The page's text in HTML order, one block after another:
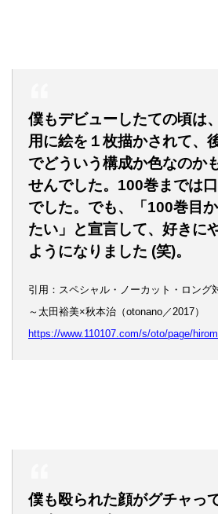
僕もデビューしたての頃は
用に絵を１枚描かされて、
でどういう構成か色なのか
せんでした。100巻までは
でした。でも、「100巻目
たい」と宣言して、好きに
ようになりました (笑)。
引用：スペシャル・ノーカット・ロング
～太田裕美×秋本治（otonano／2017）
https://www.110107.com/s/oto/page/
僕も殴られた顔がグチャっ